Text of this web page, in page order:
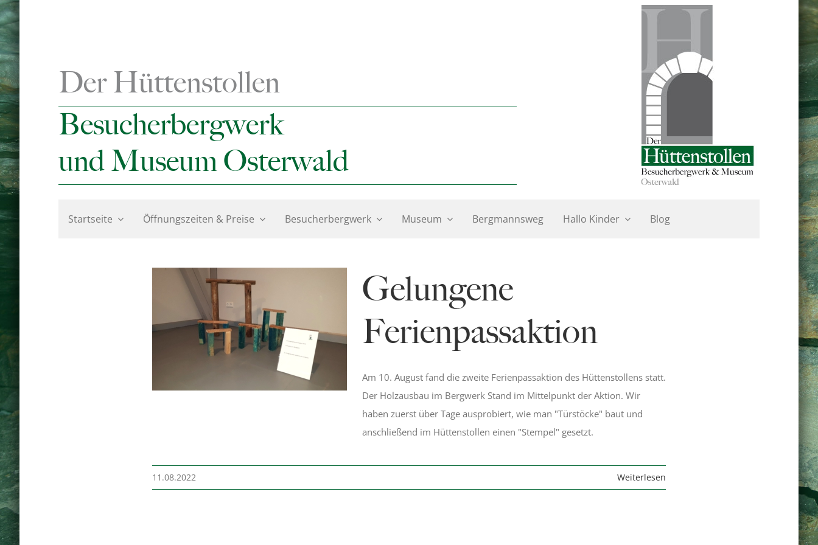
Zum
Inhalt
springen
Der Hüttenstollen
Besucherbergwerk
und Museum Osterwald
Startseite Öffnungszeiten & Preise Besucherbergwerk Museum Bergmannsweg Hallo Kinder Blog
Gelungene
Ferienpassaktion
Am 10. August fand die zweite Ferienpassaktion des Hüttenstollens statt.
Der Holzausbau im Bergwerk Stand im Mittelpunkt der Aktion. Wir
haben zuerst über Tage ausprobiert, wie man "Türstöcke" baut und
anschließend im Hüttenstollen einen "Stempel" gesetzt.
11.08.2022 Weiterlesen